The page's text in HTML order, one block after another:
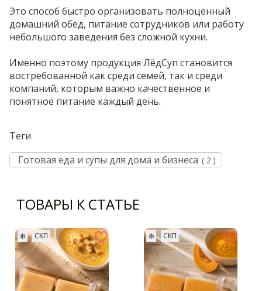
Это способ быстро организовать полноценный
домашний обед, питание сотрудников или работу
небольшого заведения без сложной кухни.
Именно поэтому продукция ЛёдСуп становится
востребованной как среди семей, так и среди
компаний, которым важно качественное и
понятное питание каждый день.
Теги
Готовая еда и супы для дома и бизнеса ( 2 )
ТОВАРЫ К СТАТЬЕ
❄️ СКП ❄️ СКП